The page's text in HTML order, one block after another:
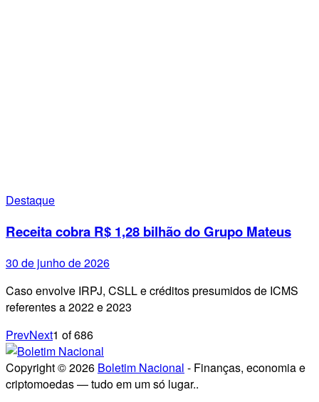
Destaque
Receita cobra R$ 1,28 bilhão do Grupo Mateus
30 de junho de 2026
Caso envolve IRPJ, CSLL e créditos presumidos de ICMS
referentes a 2022 e 2023
PrevNext1 of686
Copyright © 2026 Boletim Nacional - Finanças, economia e
criptomoedas — tudo em um só lugar..